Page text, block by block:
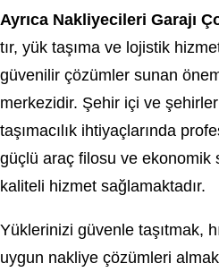
Ayrıca Nakliyecileri Garajı
tır, yük taşıma ve lojistik
güvenilir çözümler sunan
merkezidir. Şehir içi ve şehirler
taşımacılık ihtiyaçlarında
güçlü araç filosu ve ekonomik
kaliteli hizmet sağlamaktadır.
Yüklerinizi güvenle taşıtmak,
uygun nakliye çözümleri